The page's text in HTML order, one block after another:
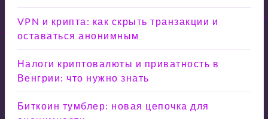
VPN и крипта: как скрыть транзакции и
оставаться анонимным
Налоги криптовалюты и приватность в
Венгрии: что нужно знать
Биткоин тумблер: новая цепочка для